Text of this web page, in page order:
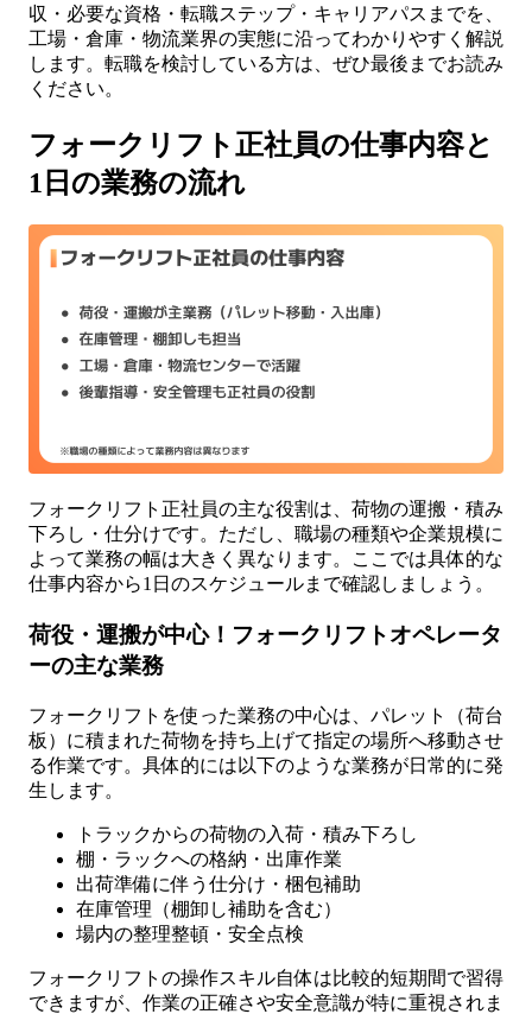
収・必要な資格・転職ステップ・キャリアパスまでを、
工場・倉庫・物流業界の実態に沿ってわかりやすく解説
します。転職を検討している方は、ぜひ最後までお読み
ください。
フォークリフト正社員の仕事内容と
1日の業務の流れ
フォークリフト正社員の主な役割は、荷物の運搬・積み
下ろし・仕分けです。ただし、職場の種類や企業規模に
よって業務の幅は大きく異なります。ここでは具体的な
仕事内容から1日のスケジュールまで確認しましょう。
荷役・運搬が中心！フォークリフトオペレータ
ーの主な業務
フォークリフトを使った業務の中心は、パレット（荷台
板）に積まれた荷物を持ち上げて指定の場所へ移動させ
る作業です。具体的には以下のような業務が日常的に発
生します。
トラックからの荷物の入荷・積み下ろし
棚・ラックへの格納・出庫作業
出荷準備に伴う仕分け・梱包補助
在庫管理（棚卸し補助を含む）
場内の整理整頓・安全点検
フォークリフトの操作スキル自体は比較的短期間で習得
できますが、作業の正確さや安全意識が特に重視されま